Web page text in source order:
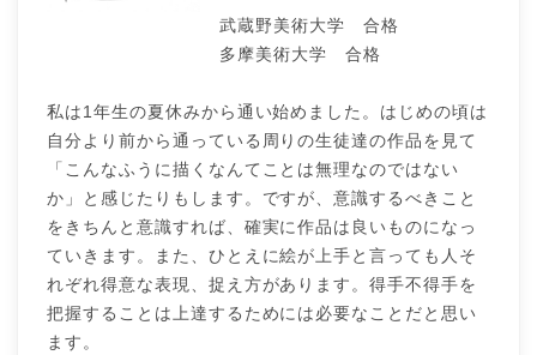
武蔵野美術大学 合格
多摩美術大学 合格
私は1年生の夏休みから通い始めました。はじめの頃は
自分より前から通っている周りの生徒達の作品を見て
「こんなふうに描くなんてことは無理なのではない
か」と感じたりもします。ですが、意識するべきこと
をきちんと意識すれば、確実に作品は良いものになっ
ていきます。また、ひとえに絵が上手と言っても人そ
れぞれ得意な表現、捉え方があります。得手不得手を
把握することは上達するためには必要なことだと思い
ます。